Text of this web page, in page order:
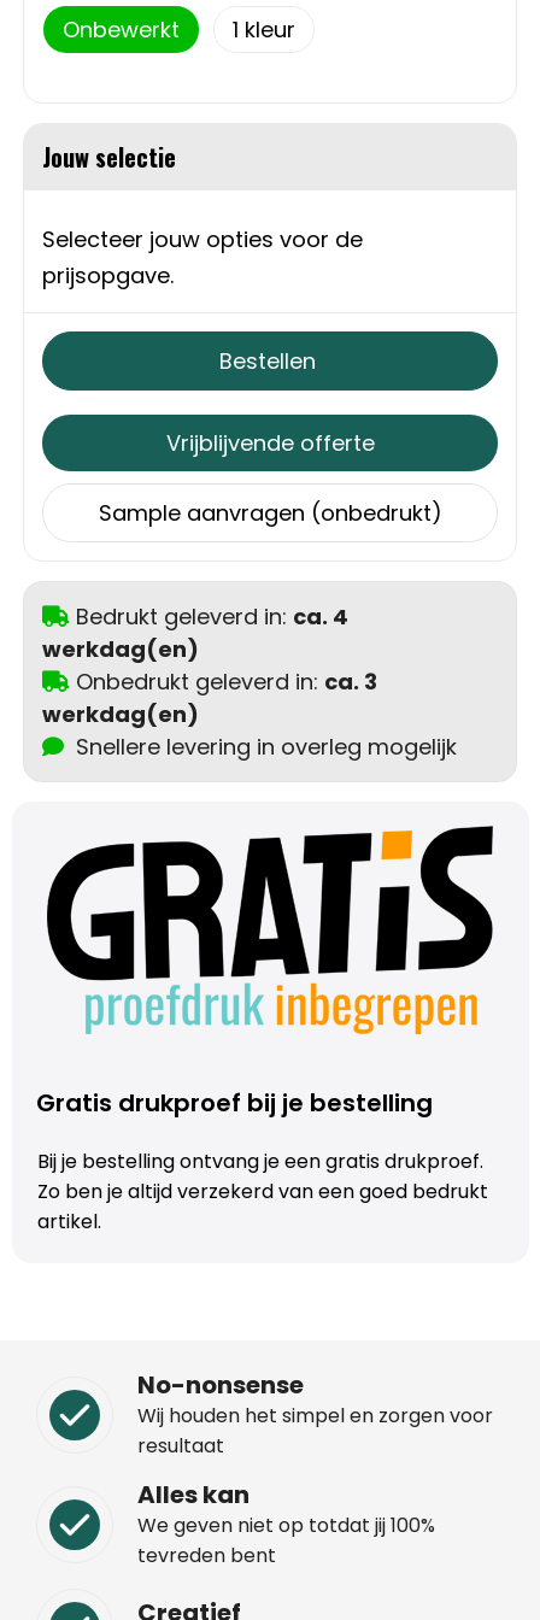
Sweaters
Vesten
Schoenen
Gilets
Matrozentassen
Opvouwbare tassen
Papieren tassen
Picknicktassen en manden
Reistassen
Reistassensets
Rugzakken
Schoudertassen
Sporttassen
Strandtassen
Toilettassen
Autotassen
Golftassen
Collegetassen
Trolleys
Aktetassen
Goodiebags
Onbewerkt 1
Jouw selectie
Selecteer jouw opties voor de
prijsopgave.
Bestellen
Vrijblijvende offerte
Sample aanvragen (onbedrukt)
Bedrukt geleverd in: ca. 4
werkdag(en)
Onbedrukt geleverd in: ca. 3
werkdag(en)
Snellere levering in overleg mogelijk
Gratis drukproef bij je bestelling
Bij je bestelling ontvang je een gratis drukproef.
Zo ben je altijd verzekerd van een goed bedrukt
artikel.
No-nonsense
Wij houden het simpel en zorgen voor
resultaat
Alles kan
We geven niet op totdat jij 100%
tevreden bent
Creatief